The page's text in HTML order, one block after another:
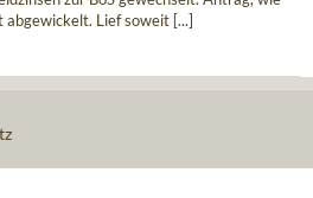
Lief soweit [...]